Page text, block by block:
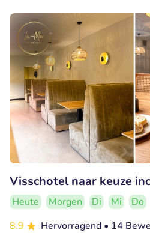
Visschotel naar keuze
Heute Morgen Di Mi Do
8.9
Hervorragend • 14